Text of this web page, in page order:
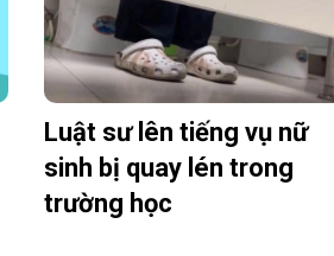
Luật sư lên tiếng vụ nữ
sinh bị quay lén trong
trường học